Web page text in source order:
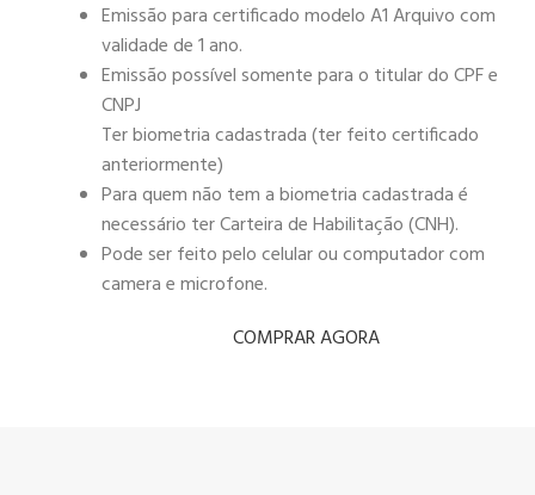
Emissão para certificado modelo A1 Arquivo com
validade de 1 ano.
Emissão possível somente para o titular do CPF e
CNPJ
Ter biometria cadastrada (ter feito certificado
anteriormente)
Para quem não tem a biometria cadastrada é
necessário ter Carteira de Habilitação (CNH).
Pode ser feito pelo celular ou computador com
camera e microfone.
COMPRAR AGORA